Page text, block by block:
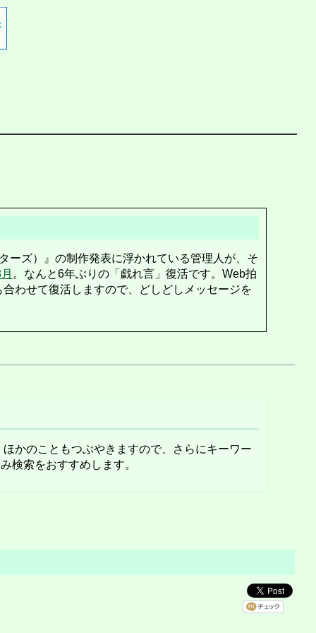
ズ）』の制作発表に浮かれている管理人が、そ
。なんと6年ぶりの「戯れ言」復活です。Web拍
わせて復活しますので、どしどしメッセージを
かのこともつぶやきますので、さらにキーワー
検索をおすすめします。